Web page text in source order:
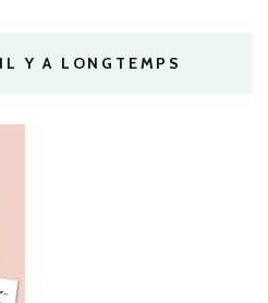
Y A LONGTEMPS